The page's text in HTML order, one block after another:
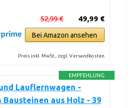
49,99 €
52,99 €
Bei Amazon ansehen
Preis inkl. MwSt., zzgl. Versandkosten
EMPFEHLUNG
Lauflernwagen -
aus Holz - 39